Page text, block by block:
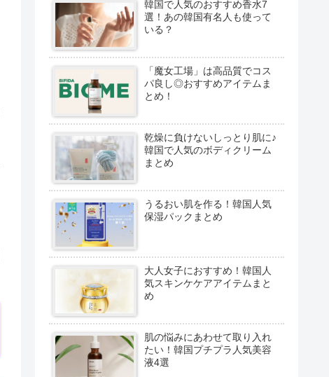
韓国で人気のおすすめ香水7
選！あの韓国有名人も使って
いる？
「魔女工場」は高品質でコス
パ良し◎おすすめアイテムま
とめ！
乾燥に負けないしっとり肌に♪
韓国で人気のボディクリーム
まとめ
うるおい肌を作る！韓国人気
保湿パックまとめ
大人女子におすすめ！韓国人
気スキンケケアアイテムまと
め
肌の悩みにあわせて取り入れ
たい！韓国プチプラ人気美容
液4選